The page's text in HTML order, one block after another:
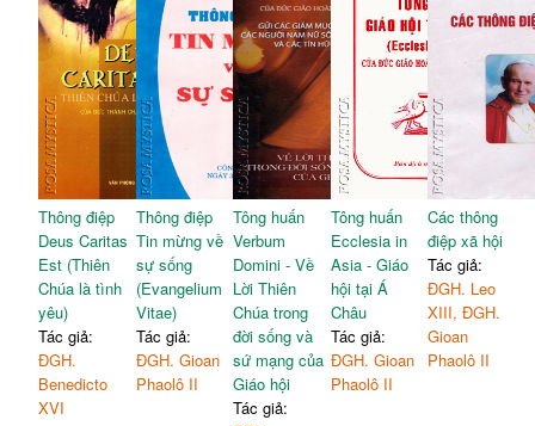
Thông điệp
Deus Caritas
Est (Thiên
Chúa là tình
yêu)
Tác giả:
ĐGH.
Benedicto
XVI
Thông điệp
Tin mừng về
sự sống
(Evangelium
Vitae)
Tác giả:
ĐGH. Gioan
Phaolô II
Tông huấn
Verbum
Domini - Về
Lời Thiên
Chúa trong
đời sống và
sứ mạng của
Giáo hội
Tác giả:
Tông huấn
Ecclesia in
Asia - Giáo
hội tại Á
Châu
Tác giả:
ĐGH. Gioan
Phaolô II
Các thông
điệp xã hội
Tác giả:
ĐGH. Leo
XIII, ĐGH.
Gioan
Phaolô II